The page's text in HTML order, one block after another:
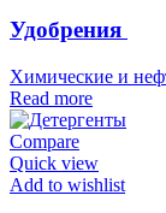
Удобрения
Химические и
Read more
Compare
Quick view
Add to wishlist